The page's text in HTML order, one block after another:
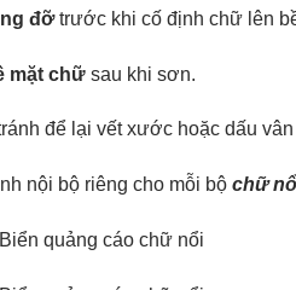
đỡtrước khi cố định chữ lên
mặt chữsau khi sơn.
để lại vết xước hoặc dấu vân
nội bộ riêng cho mỗi bộ chữ